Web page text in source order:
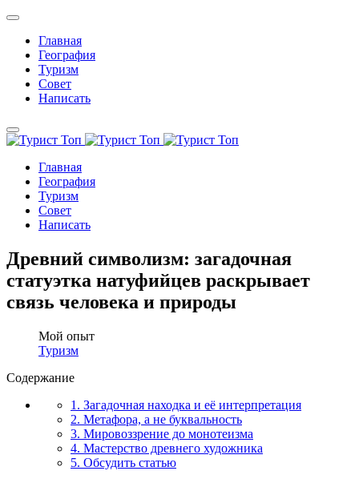
Главная
География
Туризм
Совет
Написать
Главная
География
Туризм
Совет
Написать
Древний символизм: загадочная
статуэтка натуфийцев раскрывает
связь человека и природы
Мой опыт
Туризм
Содержание
1. Загадочная находка и её интерпретация
2. Метафора, а не буквальность
3. Мировоззрение до монотеизма
4. Мастерство древнего художника
5. Обсудить статью